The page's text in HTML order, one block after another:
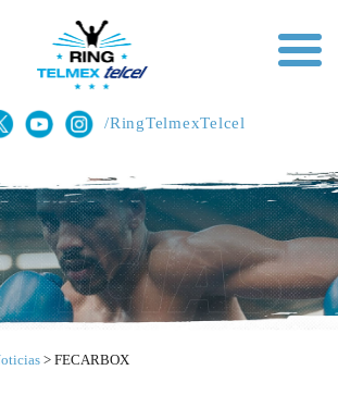
/RingTelmexTelcel
> FECARBOX